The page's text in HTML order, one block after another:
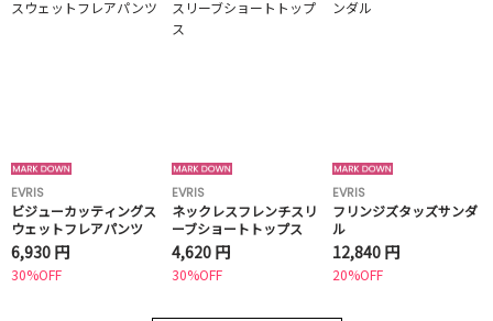
EVRIS
ビジューカッティングス
ウェットフレアパンツ
6,930 円
30%OFF
EVRIS
ネックレスフレンチスリ
ーブショートトップス
4,620 円
30%OFF
EVRIS
フリンジズタッズサンダ
ル
12,840 円
20%OFF